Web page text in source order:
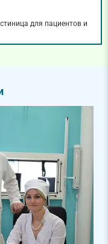
для пациентов и